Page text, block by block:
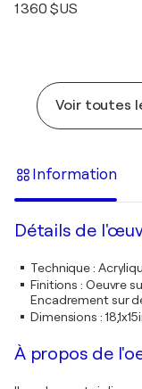
1 360 $US
Voir toutes
Information
Détails de
Technique:
Finitions : Oeuvre
Encadrement sur
Dimensions :
À propos de